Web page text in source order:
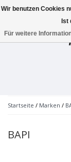
Toggle
Startseite / Marken /
BAPI
Wir benutzen Cookies
Ist
Für weitere